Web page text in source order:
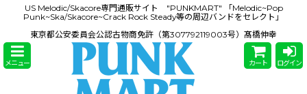
US Melodic/Skacore専門通販サイト "PUNKMART" 「Melodic~Pop
Punk~Ska/Skacore~Crack Rock Steady等の周辺バンドをセレクト」
東京都公安委員会公認古物商免許（第307792119003号）髙橋伸幸
メニュー カート ログイン